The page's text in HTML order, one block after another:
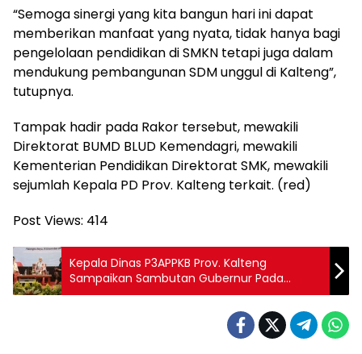
“Semoga sinergi yang kita bangun hari ini dapat
memberikan manfaat yang nyata, tidak hanya bagi
pengelolaan pendidikan di SMKN tetapi juga dalam
mendukung pembangunan SDM unggul di Kalteng”,
tutupnya.
Tampak hadir pada Rakor tersebut, mewakili
Direktorat BUMD BLUD Kemendagri, mewakili
Kementerian Pendidikan Direktorat SMK, mewakili
sejumlah Kepala PD Prov. Kalteng terkait. (red)
Post Views: 414
Kepala Dinas P3APPKB Prov. Kalteng
Sampaikan Sambutan Gubernur Pada
Peringatan Hari Ibu ke-96 Tingkat Provinsi